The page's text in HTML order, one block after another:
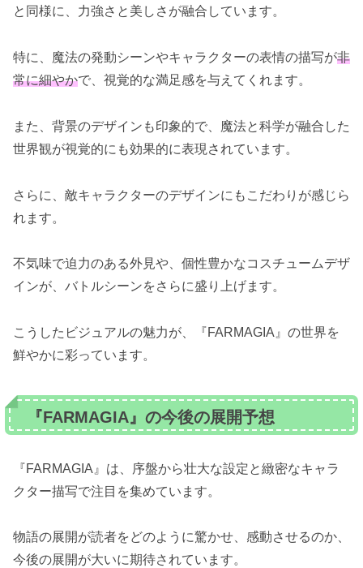
と同様に、力強さと美しさが融合しています。
特に、魔法の発動シーンやキャラクターの表情の描写が非
常に細やかで、視覚的な満足感を与えてくれます。
また、背景のデザインも印象的で、魔法と科学が融合した
世界観が視覚的にも効果的に表現されています。
さらに、敵キャラクターのデザインにもこだわりが感じら
れます。
不気味で迫力のある外見や、個性豊かなコスチュームデザ
インが、バトルシーンをさらに盛り上げます。
こうしたビジュアルの魅力が、『FARMAGIA』の世界を
鮮やかに彩っています。
『FARMAGIA』の今後の展開予想
『FARMAGIA』は、序盤から壮大な設定と緻密なキャラ
クター描写で注目を集めています。
物語の展開が読者をどのように驚かせ、感動させるのか、
今後の展開が大いに期待されています。